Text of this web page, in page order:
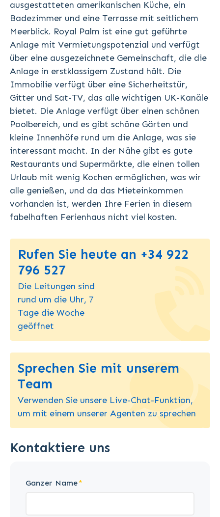
ausgestatteten amerikanischen Küche, ein
Badezimmer und eine Terrasse mit seitlichem
Meerblick. Royal Palm ist eine gut geführte
Anlage mit Vermietungspotenzial und verfügt
über eine ausgezeichnete Gemeinschaft, die die
Anlage in erstklassigem Zustand hält. Die
Immobilie verfügt über eine Sicherheitstür,
Gitter und Sat-TV, das alle wichtigen UK-Kanäle
bietet. Die Anlage verfügt über einen schönen
Poolbereich, und es gibt schöne Gärten und
kleine Innenhöfe rund um die Anlage, was sie
interessant macht. In der Nähe gibt es gute
Restaurants und Supermärkte, die einen tollen
Urlaub mit wenig Kochen ermöglichen, was wir
alle genießen, und da das Mieteinkommen
vorhanden ist, werden Ihre Ferien in diesem
fabelhaften Ferienhaus nicht viel kosten.
Rufen Sie heute an +34 922
796 527
Die Leitungen sind
rund um die Uhr, 7
Tage die Woche
geöffnet
Sprechen Sie mit unserem
Team
Verwenden Sie unsere Live-Chat-Funktion,
um mit einem unserer Agenten zu sprechen
Kontaktiere uns
Ganzer Name